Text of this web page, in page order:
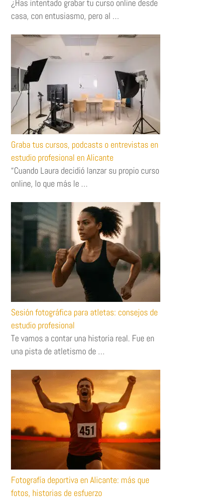
¿Has intentado grabar tu curso online desde
casa, con entusiasmo, pero al …
Graba tus cursos, podcasts o entrevistas en
estudio profesional en Alicante
“Cuando Laura decidió lanzar su propio curso
online, lo que más le …
Sesión fotográfica para atletas: consejos de
estudio profesional
Te vamos a contar una historia real. Fue en
una pista de atletismo de …
Fotografía deportiva en Alicante: más que
fotos, historias de esfuerzo